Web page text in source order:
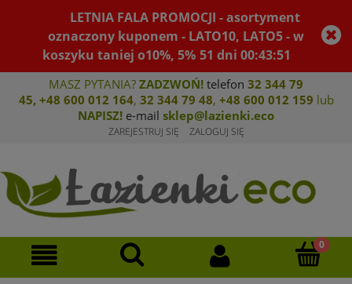
LETNIA FALA PROMOCJI - asortyment
oznaczony kuponem - LATO10, LATO5 - w
koszyku taniej o10%, 5% 51 dni00:43:51
MASZ PYTANIA? ZADZWOŃ! telefon 32 344 79
45, +48 600 012 164, 32 344 79 48, +48 600 012 159 lub
NAPISZ! e-mail sklep@lazienki.eco
ZAREJESTRUJ SIĘ ZALOGUJ SIĘ